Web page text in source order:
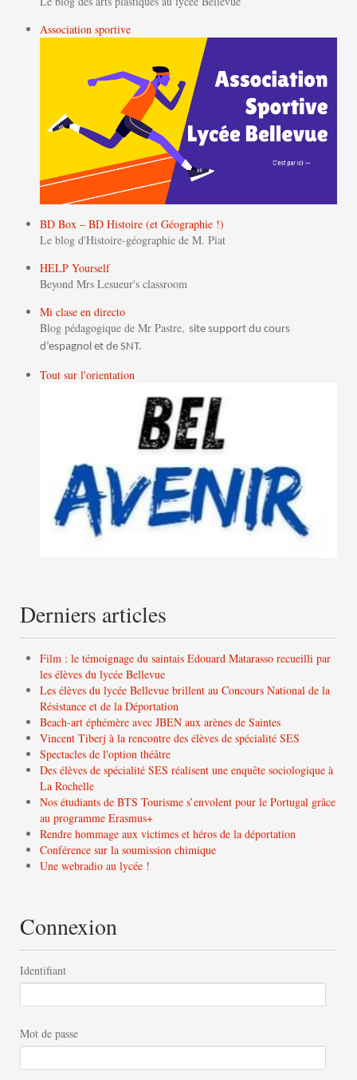
Association sportive
BD Box – BD Histoire (et Géographie !)
Le blog d'Histoire-géographie de M. Piat
HELP Yourself
Beyond Mrs Lesueur's classroom
Mi clase en directo
Blog pédagogique de Mr Pastre, site support du cours
d’espagnol et de SNT.
Tout sur l'orientation
Derniers articles
Film : le témoignage du saintais Edouard Matarasso recueilli par
les élèves du lycée Bellevue
Les élèves du lycée Bellevue brillent au Concours National de la
Résistance et de la Déportation
Beach-art éphémère avec JBEN aux arènes de Saintes
Vincent Tiberj à la rencontre des élèves de spécialité SES
Spectacles de l'option théâtre
Des élèves de spécialité SES réalisent une enquête sociologique à
La Rochelle
Nos étudiants de BTS Tourisme s’envolent pour le Portugal grâce
au programme Erasmus+
Rendre hommage aux victimes et héros de la déportation
Conférence sur la soumission chimique
Une webradio au lycée !
Connexion
Identifiant
Mot de passe